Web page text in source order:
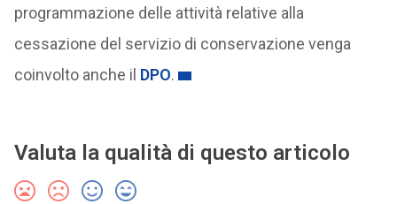
programmazione delle attività relative alla
cessazione del servizio di conservazione venga
coinvolto anche il DPO.
Valuta la qualità di questo articolo